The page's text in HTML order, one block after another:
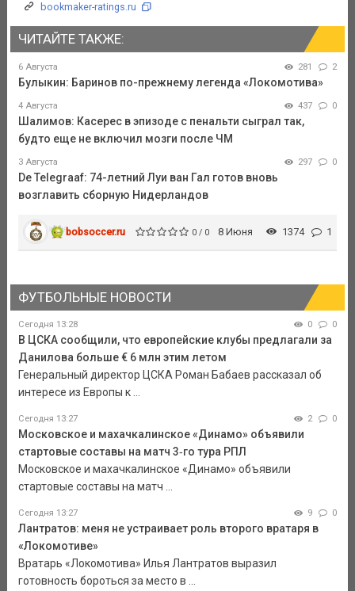
bookmaker-ratings.ru
ЧИТАЙТЕ ТАКЖЕ:
6 Августа 281 2
Булыкин: Баринов по-прежнему легенда «Локомотива»
4 Августа 437 0
Шалимов: Касерес в эпизоде с пенальти сыграл так,
будто еще не включил мозги после ЧМ
3 Августа 297 0
De Telegraaf: 74-летний Луи ван Гал готов вновь
возглавить сборную Нидерландов
bobsoccer.ru 0 / 0 8 Июня 1374 1
ФУТБОЛЬНЫЕ НОВОСТИ
Сегодня 13:28 0 0
В ЦСКА сообщили, что европейские клубы предлагали за
Данилова больше € 6 млн этим летом
Генеральный директор ЦСКА Роман Бабаев рассказал об
интересе из Европы к ...
Сегодня 13:27 2 0
Московское и махачкалинское «Динамо» объявили
стартовые составы на матч 3‑го тура РПЛ
Московское и махачкалинское «Динамо» объявили
стартовые составы на матч ...
Сегодня 13:27 9 0
Лантратов: меня не устраивает роль второго вратаря в
«Локомотиве»
Вратарь «Локомотива» Илья Лантратов выразил
готовность бороться за место в ...